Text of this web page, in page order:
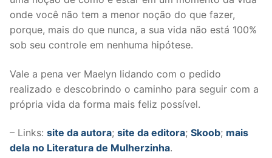
onde você não tem a menor noção do que fazer,
porque, mais do que nunca, a sua vida não está 100%
sob seu controle em nenhuma hipótese.
Vale a pena ver Maelyn lidando com o pedido
realizado e descobrindo o caminho para seguir com a
própria vida da forma mais feliz possível.
– Links: site da autora; site da editora; Skoob; mais
dela no Literatura de Mulherzinha.